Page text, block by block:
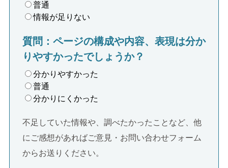
普通
情報が足りない
質問：ページの構成や内容、表現は分か
りやすかったでしょうか？
分かりやすかった
普通
分かりにくかった
不足していた情報や、調べたかったことなど、他
にご感想があればご意見・お問い合わせフォーム
からお送りください。